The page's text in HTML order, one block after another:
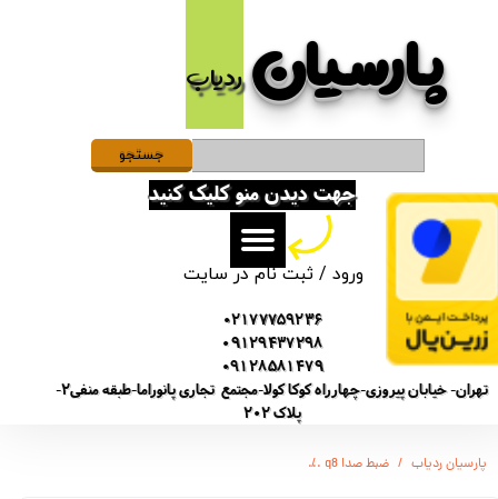
پارسیان​​​​​​​ردیاب
ورود /ثبت نام در سایت
حساب کاربری من
تغییر گذر واژه
سفارشات
خروج از حساب کاربری
02177759236
09129437298
09128581479
تهران- خیابان پیروزی-چهارراه کوکا کولا-مجتمع تجاری پانوراما-طبقه منفی2-
پلاک 202
جهت دیدن منو کلیک کنید
جستجو
پارسیان ردیاب ضبط صدا q8